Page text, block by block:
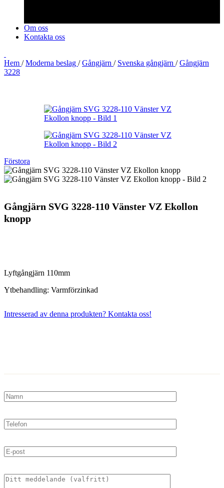
Om oss
Kontakta oss
Hem / Moderna beslag / Gångjärn / Svenska gångjärn / Gångjärn
3228
Förstora
Gångjärn SVG 3228-110 Vänster VZ Ekollon
knopp
Lyftgångjärn 110mm
Ytbehandling: Varmförzinkad
Intresserad av denna produkten? Kontakta oss!